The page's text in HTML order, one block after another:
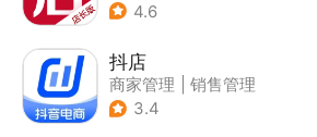
4.6
抖店
商家管理
销售管理
3.4